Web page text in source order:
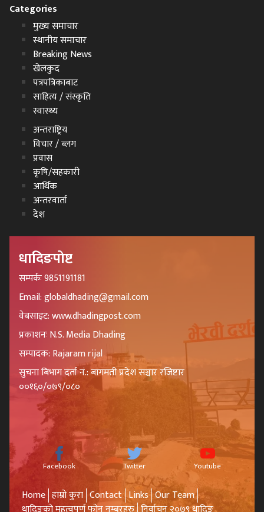
Categories
मुख्य समाचार
स्थानीय समाचार
Breaking News
खेलकुद
पत्रपत्रिकाबाट
साहित्य / संस्कृति
स्वास्थ्य
अन्तराष्ट्रिय
विचार / ब्लग
प्रवास
कृषि/सहकारी
आर्थिक
अन्तरवार्ता
देश
धादिङपोष्ट
सम्पर्कः 9851191181
Email: globaldhading@gmail.com
वेबसाइट: www.dhadingpost.com
प्रकाशनः N.S. Media Dhading
सम्पादक: Rajaram rijal
सुचना बिभाग दर्ता नं.: बागमती प्रदेश सञ्चार रजिष्टार
००१६०/०७९/०८०
Facebook Twitter Youtube
Home हाम्रो कुरा Contact Links Our Team